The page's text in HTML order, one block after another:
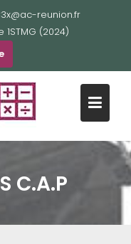
reunion.fr
(2024)
C.A.P